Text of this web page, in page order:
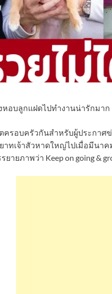
อบลูกแฝดไปทำงานน่ารักมาก
ครอบครัวกันสำหรับผู้ประกาศ
าทเจ้าสัวหาดใหญ่ไปเมื่อมีนา
ยภาพว่า Keep on going &